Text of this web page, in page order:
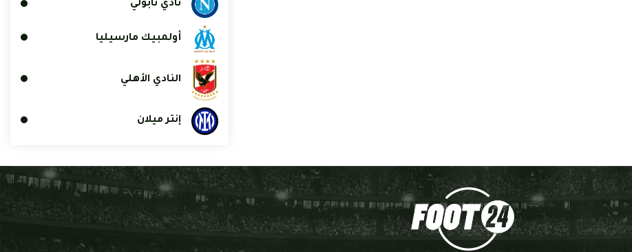
نادي نابولي
أولمبيك مارسيليا
النادي الأهلي
إنتر ميلان